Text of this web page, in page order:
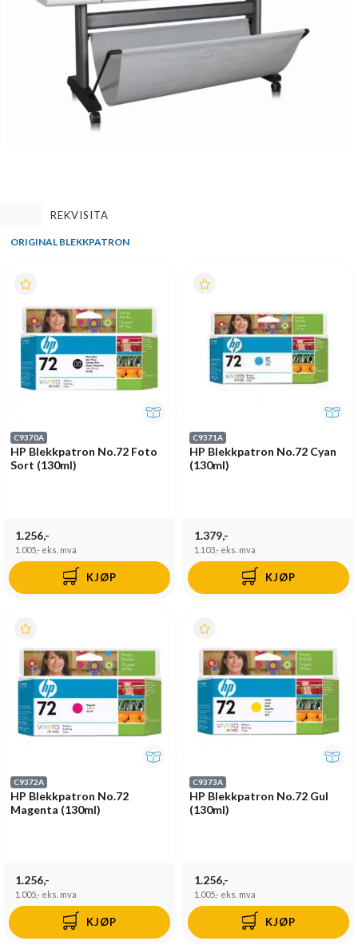
REKVISITA
ORIGINAL BLEKKPATRON
C9370A
HP Blekkpatron No.72 Foto
Sort (130ml)
1.256,-
1.005,- eks. mva
KJØP
C9371A
HP Blekkpatron No.72 Cyan
(130ml)
1.379,-
1.103,- eks. mva
KJØP
C9372A
HP Blekkpatron No.72
Magenta (130ml)
1.256,-
1.005,- eks. mva
KJØP
C9373A
HP Blekkpatron No.72 Gul
(130ml)
1.256,-
1.005,- eks. mva
KJØP